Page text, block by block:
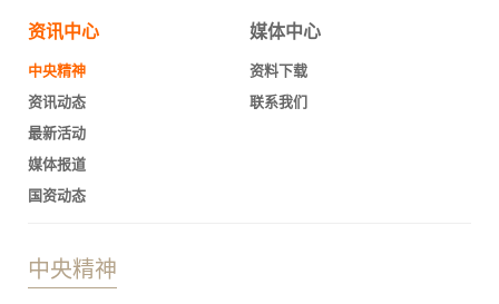
资讯中心
中央精神
资讯动态
最新活动
媒体报道
国资动态
媒体中心
资料下载
联系我们
中央精神